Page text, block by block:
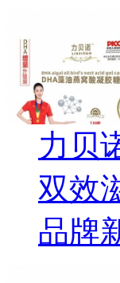
力贝
双效
品牌